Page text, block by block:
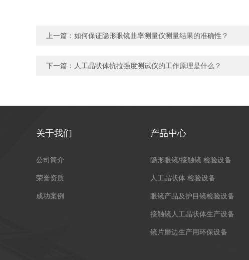
上一篇： 如何保证隐形眼镜曲率测量仪测量结果的准确性？
下一篇： 人工晶状体抗拉强度测试仪的工作原理是什么？
关于我们
公司简介
荣誉资质
成功案例
产品中心
隐形眼镜/接触镜 检验设备
人工晶状体 检验设备
眼镜产品及护目镜检验设备
接触镜人工晶状体生产设备
镜片磨边生产用环保设备